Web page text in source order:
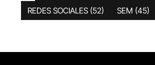
REDES SOCIALES (52) SEM (45)